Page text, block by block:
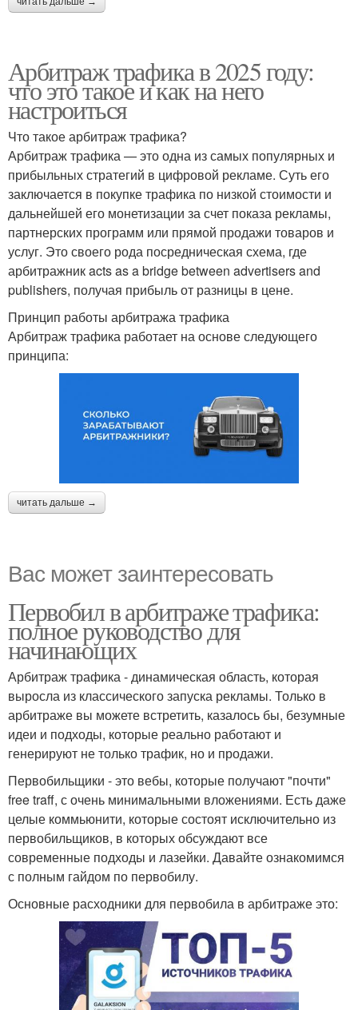
Арбитраж трафика в 2025 году:
что это такое и как на него
настроиться
Что такое арбитраж трафика?
Арбитраж трафика — это одна из самых популярных и
прибыльных стратегий в цифровой рекламе. Суть его
заключается в покупке трафика по низкой стоимости и
дальнейшей его монетизации за счет показа рекламы,
партнерских программ или прямой продажи товаров и
услуг. Это своего рода посредническая схема, где
арбитражник acts as a bridge between advertisers and
publishers, получая прибыль от разницы в цене.
Принцип работы арбитража трафика
Арбитраж трафика работает на основе следующего
принципа:
читать дальше →
Вас может заинтересовать
Первобил в арбитраже трафика:
полное руководство для
начинающих
Арбитраж трафика - динамическая область, которая
выросла из классического запуска рекламы. Только в
арбитраже вы можете встретить, казалось бы, безумные
идеи и подходы, которые реально работают и
генерируют не только трафик, но и продажи.
Первобильщики - это вебы, которые получают "почти"
free traff, с очень минимальными вложениями. Есть даже
целые коммьюнити, которые состоят исключительно из
первобильщиков, в которых обсуждают все
современные подходы и лазейки. Давайте ознакомимся
с полным гайдом по первобилу.
Основные расходники для первобила в арбитраже это: